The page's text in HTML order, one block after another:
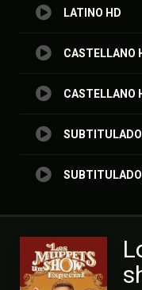
LATINO HD
CASTELLANO
CASTELLANO